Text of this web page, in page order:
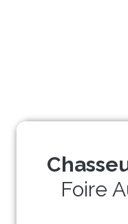
Foire